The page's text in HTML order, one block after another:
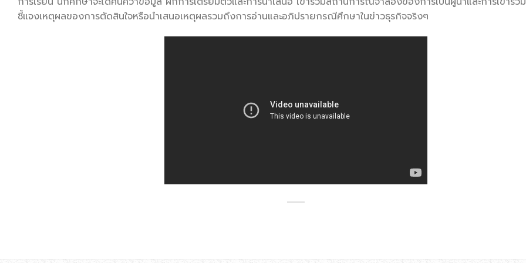
ชี้แจงเหตุผลของการตัดสินใจหรือนำเสนอเหตุผลรวมถึงการอ่านและอภิปรายกรณีศึกษาในข่าวธุรกิจจริงๆ